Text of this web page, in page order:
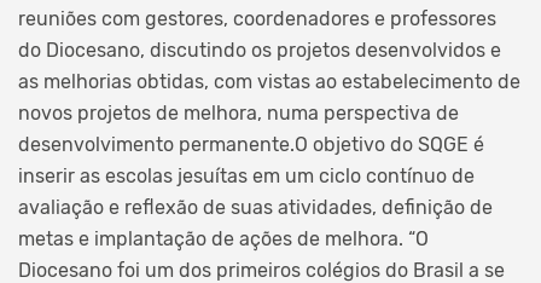
reuniões com gestores, coordenadores e professores
do Diocesano, discutindo os projetos desenvolvidos e
as melhorias obtidas, com vistas ao estabelecimento de
novos projetos de melhora, numa perspectiva de
desenvolvimento permanente.O objetivo do SQGE é
inserir as escolas jesuítas em um ciclo contínuo de
avaliação e reflexão de suas atividades, definição de
metas e implantação de ações de melhora. “O
Diocesano foi um dos primeiros colégios do Brasil a se